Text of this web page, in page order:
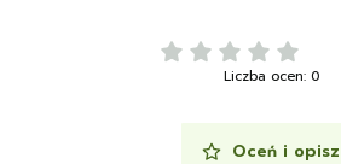
Liczba ocen: 0
Oceń i opisz